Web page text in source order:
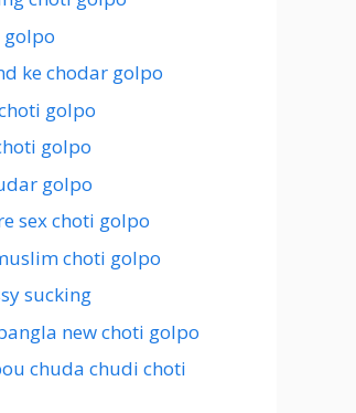
golpo
ke chodar golpo
golpo
golpo
golpo
sex choti golpo
choti golpo
sucking
new choti golpo
chuda chudi choti